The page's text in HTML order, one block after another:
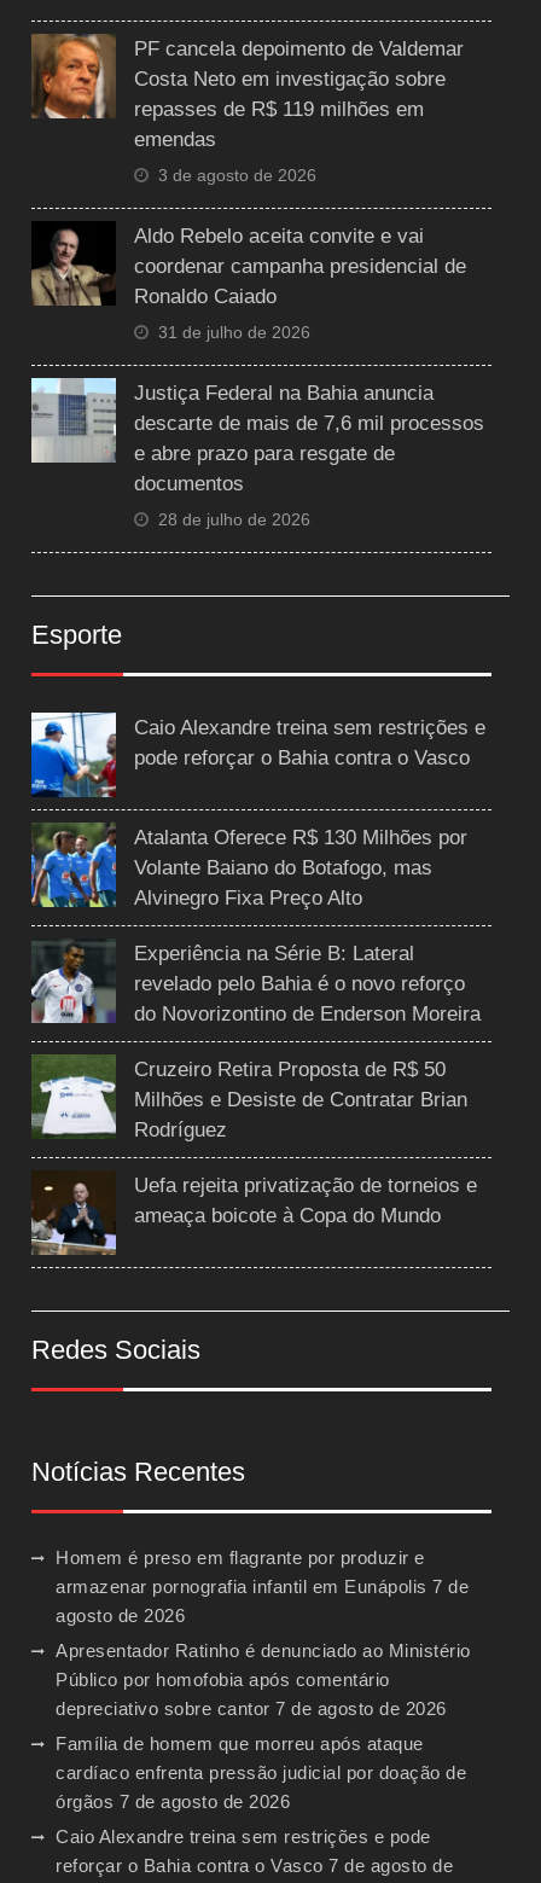
PF cancela depoimento de Valdemar
Costa Neto em investigação sobre
repasses de R$ 119 milhões em
emendas
3 de agosto de 2026
Aldo Rebelo aceita convite e vai
coordenar campanha presidencial de
Ronaldo Caiado
31 de julho de 2026
Justiça Federal na Bahia anuncia
descarte de mais de 7,6 mil processos
e abre prazo para resgate de
documentos
28 de julho de 2026
Esporte
Caio Alexandre treina sem restrições e
pode reforçar o Bahia contra o Vasco
Atalanta Oferece R$ 130 Milhões por
Volante Baiano do Botafogo, mas
Alvinegro Fixa Preço Alto
Experiência na Série B: Lateral
revelado pelo Bahia é o novo reforço
do Novorizontino de Enderson Moreira
Cruzeiro Retira Proposta de R$ 50
Milhões e Desiste de Contratar Brian
Rodríguez
Uefa rejeita privatização de torneios e
ameaça boicote à Copa do Mundo
Redes Sociais
Notícias Recentes
Homem é preso em flagrante por produzir e
armazenar pornografia infantil em Eunápolis 7 de
agosto de 2026
Apresentador Ratinho é denunciado ao Ministério
Público por homofobia após comentário
depreciativo sobre cantor 7 de agosto de 2026
Família de homem que morreu após ataque
cardíaco enfrenta pressão judicial por doação de
órgãos 7 de agosto de 2026
Caio Alexandre treina sem restrições e pode
reforçar o Bahia contra o Vasco 7 de agosto de